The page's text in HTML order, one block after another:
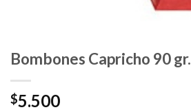
Bombones Capricho 90 gr.
$5.500